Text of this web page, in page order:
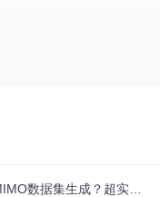
集生成？超实用入门指南